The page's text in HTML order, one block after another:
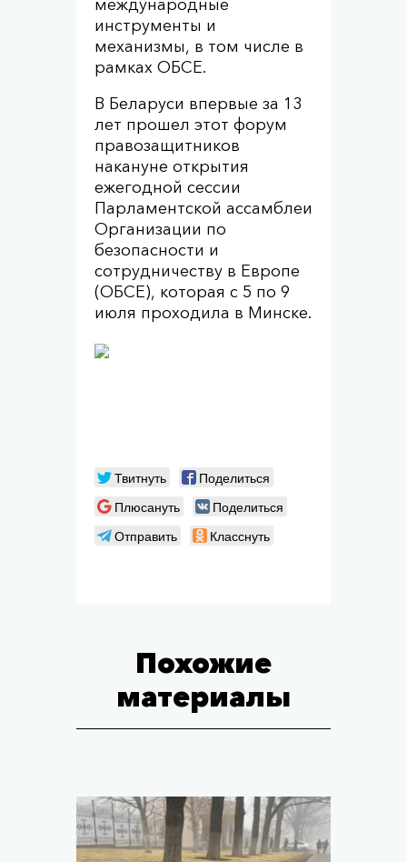
международные
инструменты и
механизмы, в том числе в
рамках ОБСЕ.
В Беларуси впервые за 13
лет прошел этот форум
правозащитников
накануне открытия
ежегодной сессии
Парламентской ассамблеи
Организации по
безопасности и
сотрудничеству в Европе
(ОБСЕ), которая с 5 по 9
июля проходила в Минске.
Твитнуть
Поделиться
Плюсануть
Поделиться
Отправить
Класснуть
Похожие
материалы